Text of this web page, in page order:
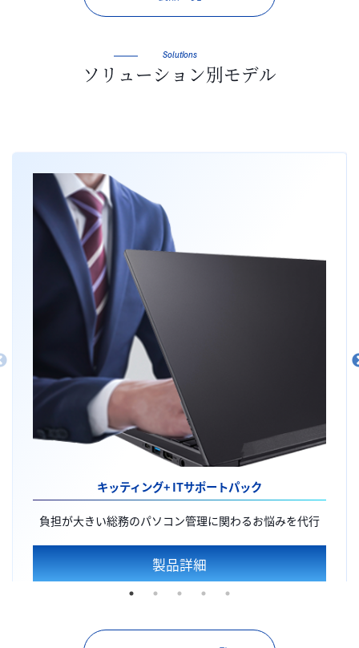
Solutions
ソリューション別モデル
キッティング+ITサポートパック
負担が大きい総務のパソコン管理に関わるお悩みを代行
製品詳細